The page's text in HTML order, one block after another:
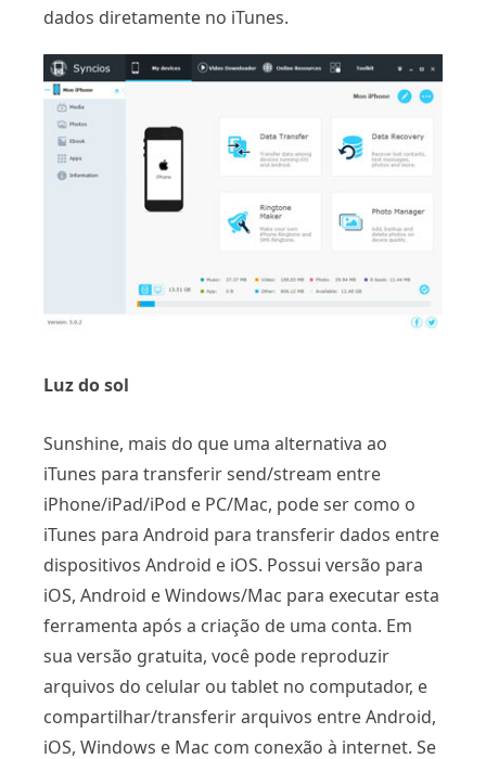
dados diretamente no iTunes.
Luz do sol
Sunshine, mais do que uma alternativa ao
iTunes para transferir send/stream entre
iPhone/iPad/iPod e PC/Mac, pode ser como o
iTunes para Android para transferir dados entre
dispositivos Android e iOS. Possui versão para
iOS, Android e Windows/Mac para executar esta
ferramenta após a criação de uma conta. Em
sua versão gratuita, você pode reproduzir
arquivos do celular ou tablet no computador, e
compartilhar/transferir arquivos entre Android,
iOS, Windows e Mac com conexão à internet. Se